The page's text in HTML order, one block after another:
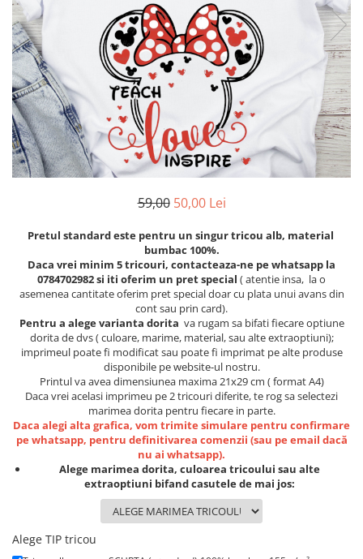
Cadouri barbati
Seturi cadou barbati
Seturi cadou barbati portofel si curea
Ceasuri pentru EL
Cadouri craciun barbati
Cadouri personalizate barbati
Cadouri copii
Caciuli copii
Cadouri copii 1 an
Cadouri craciun copii
Colectia Disney
Sticlă pentru apa Personalizată
Sepci personalizate
Seturi cadou pentru copii KID's Collection
Lenjerii de pat pentru copii
Cadouri Cuplu
Pijamale de CRACIUN
Pijamale de barbati
WINTER Collection
Etichete scolare
Sepci personalizate
Bannere personalizate scoli si gradinite
Caserole personalizate sandwich
Saculeti personalizati
Sticla de apa personalizata
Agende si caiete personalizate
59,00 50,00 Lei
Pretul standard este pentru un singur tricou alb, material
bumbac 100%.
Daca vrei minim 5 tricouri, contacteaza-ne pe whatsapp la
0784702982 si iti oferim un pret special ( atentie insa, la o
asemenea cantitate oferim pret special doar cu plata unui avans din
cont sau prin card).
Pentru a alege varianta dorita va rugam sa bifati fiecare optiune
dorita de dvs ( culoare, marime, material, sau alte extraoptiuni);
imprimeul poate fi modificat sau poate fi imprimat pe alte produse
disponibile pe website-ul nostru.
Printul va avea dimensiunea maxima 21x29 cm ( format A4)
Daca vrei acelasi imprimeu pe 2 tricouri diferite, te rog sa selectezi
marimea dorita pentru fiecare in parte.
Daca alegi alta grafica, vom trimite simulare pentru confirmare
pe whatsapp, pentru definitivarea comenzii (sau pe email dacă
nu ai whatsapp).
Alege marimea dorita, culoarea tricoului sau alte
extraoptiuni bifand casutele de mai jos:
Alege TIP tricou